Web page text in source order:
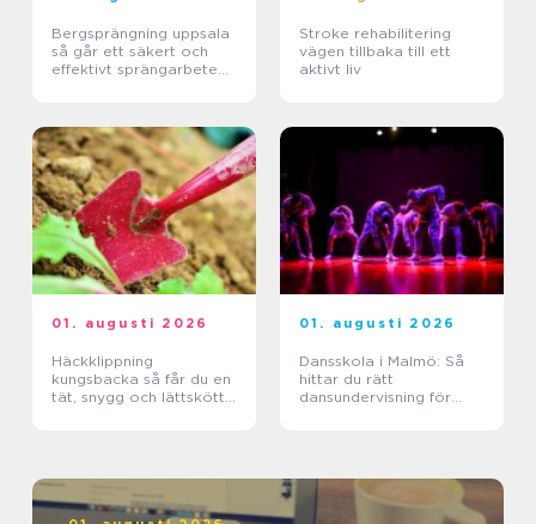
Bergsprängning uppsala
så går ett säkert och
effektivt sprängarbete
Stroke rehabilitering
vägen tillbaka till ett
aktivt liv
01. augusti 2026
Häckklippning
kungsbacka så får du en
tät, snygg och lättskött
01. augusti 2026
Dansskola i Malmö: Så
hittar du rätt
dansundervisning för